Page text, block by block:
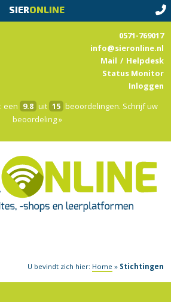
SIERONLINE
: een 9.8 uit 15 beoordelingen. Schrijf uw
beoordeling »
0571-769017
info@sieronline.nl
Mail / Helpdesk
Status Monitor
Inloggen
U bevindt zich hier: Home » Stichtingen